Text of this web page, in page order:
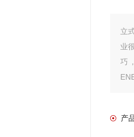
立式废纸
业
巧
产